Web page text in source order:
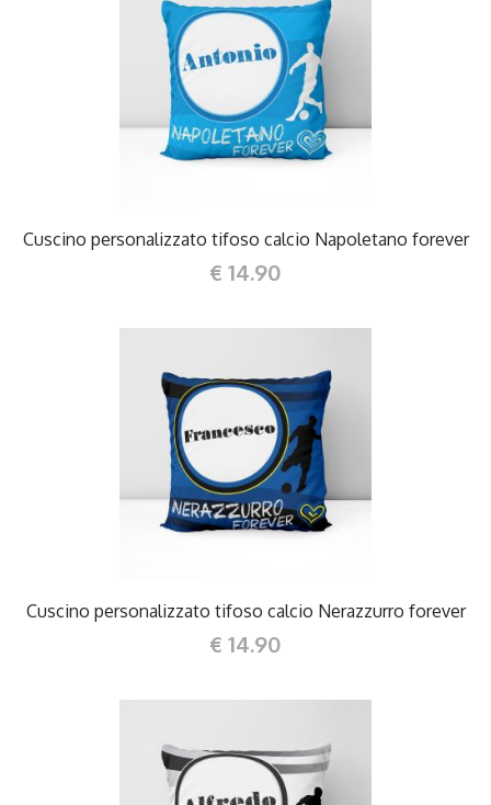
DETTAGLI
Cuscino personalizzato tifoso calcio Napoletano forever
€ 14.90
DETTAGLI
Cuscino personalizzato tifoso calcio Nerazzurro forever
€ 14.90